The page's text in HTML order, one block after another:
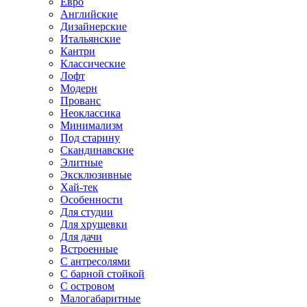
Английские
Дизайнерские
Итальянские
Кантри
Классические
Лофт
Модерн
Прованс
Неоклассика
Минимализм
Под старину
Скандинавские
Элитные
Эксклюзивные
Хай-тек
Особенности
Для студии
Для хрущевки
Для дачи
Встроенные
С антресолями
С барной стойкой
С островом
Малогабаритные